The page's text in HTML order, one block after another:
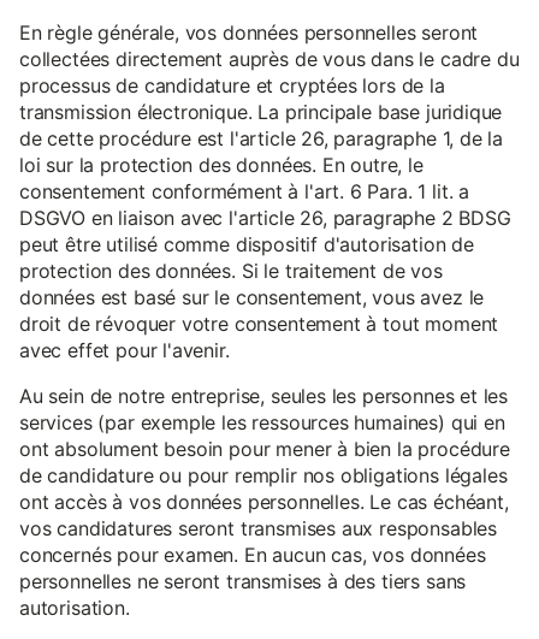
En règle générale, vos données personnelles seront
collectées directement auprès de vous dans le cadre du
processus de candidature et cryptées lors de la
transmission électronique. La principale base juridique
de cette procédure est l'article 26, paragraphe 1, de la
loi sur la protection des données. En outre, le
consentement conformément à l'art. 6 Para. 1 lit. a
DSGVO en liaison avec l'article 26, paragraphe 2 BDSG
peut être utilisé comme dispositif d'autorisation de
protection des données. Si le traitement de vos
données est basé sur le consentement, vous avez le
droit de révoquer votre consentement à tout moment
avec effet pour l'avenir.
Au sein de notre entreprise, seules les personnes et les
services (par exemple les ressources humaines) qui en
ont absolument besoin pour mener à bien la procédure
de candidature ou pour remplir nos obligations légales
ont accès à vos données personnelles. Le cas échéant,
vos candidatures seront transmises aux responsables
concernés pour examen. En aucun cas, vos données
personnelles ne seront transmises à des tiers sans
autorisation.